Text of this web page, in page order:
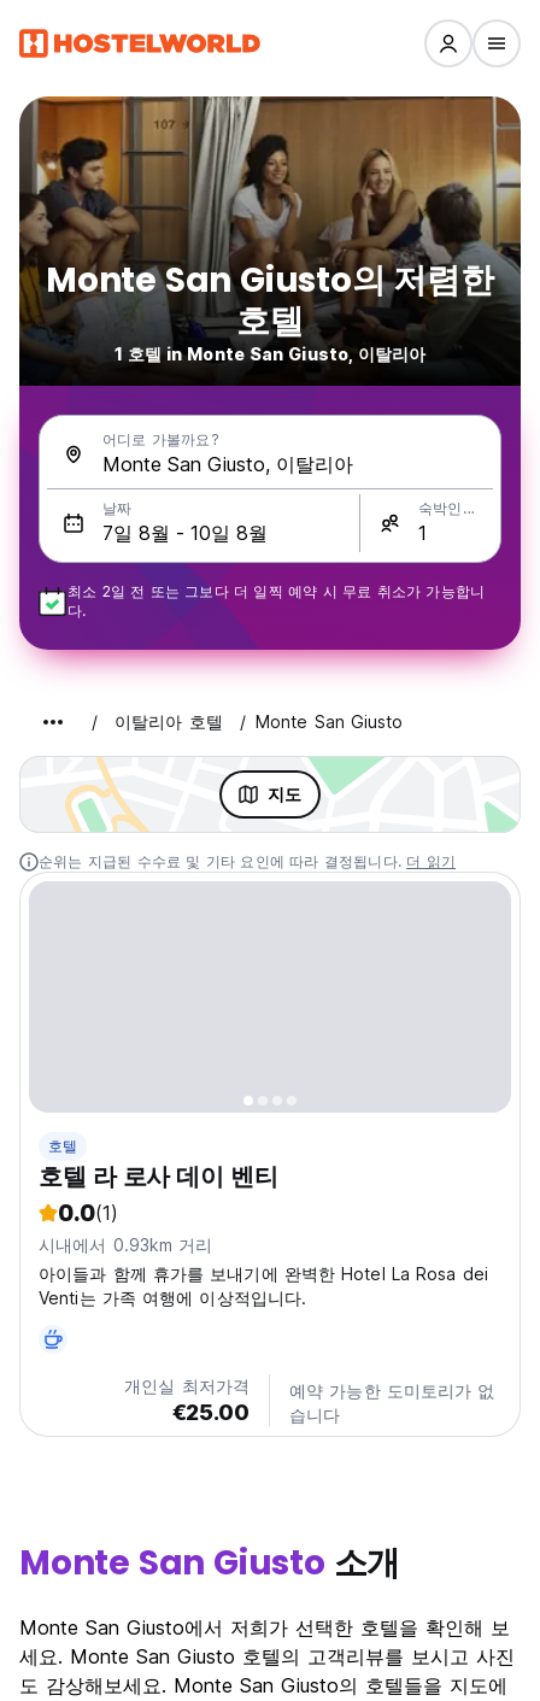
Monte San Giusto의 저렴한
호텔
1 호텔 in Monte San Giusto, 이탈리아
어디로 가볼까요?
날짜 숙박인원
최소 2일 전 또는 그보다 더 일찍 예약 시 무료 취소가 가능합니
다.
이탈리아 호텔 Monte San Giusto
지도
순위는 지급된 수수료 및 기타 요인에 따라 결정됩니다. 더 읽기
호텔
호텔 라 로사 데이 벤티
0.0(1)
시내에서 0.93km 거리
아이들과 함께 휴가를 보내기에 완벽한 Hotel La Rosa dei
Venti는 가족 여행에 이상적입니다.
개인실 최저가격
€25.00
예약 가능한 도미토리가 없
습니다
Monte San Giusto 소개
Monte San Giusto에서 저희가 선택한 호텔을 확인해 보
세요. Monte San Giusto 호텔의 고객리뷰를 보시고 사진
도 감상해보세요. Monte San Giusto의 호텔들을 지도에